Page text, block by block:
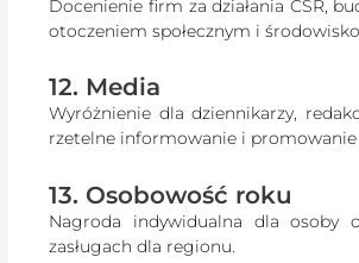
Docenienie firm za działania CSR,
otoczeniem społecznym i
12. Media
Wyróżnienie dla dziennikarzy,
rzetelne informowanie i promowanie
13. Osobowość roku
Nagroda indywidualna dla osoby
zasługach dla regionu.